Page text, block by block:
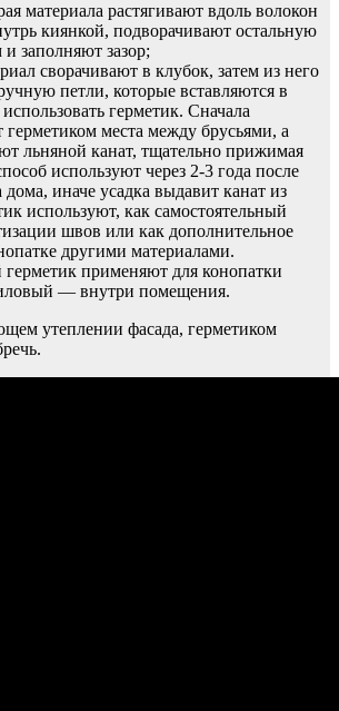
материала растягивают вдоль волокон
киянкой, подворачивают остальную
и заполняют зазор;
сворачивают в клубок, затем из него
петли, которые вставляются в
герметик. Сначала
герметиком места между брусьями, а
льняной канат, тщательно прижимая
используют через 2-3 года после
дома, иначе усадка выдавит канат из
используют, как самостоятельный
швов или как дополнительное
другими материалами.
применяют для конопатки
— внутри помещения.
утеплении фасада, герметиком